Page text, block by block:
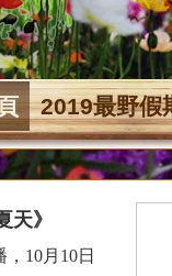
2019最野假
天》
10月10日